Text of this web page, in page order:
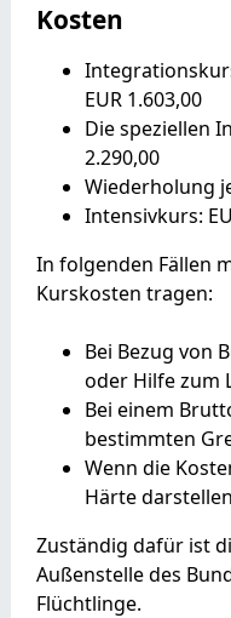
Kosten
EUR 1.603,00
Die speziellen
2.290,00
Wiederholung
Intensivkurs:
In folgenden Fällen
Kurskosten tragen:
Bei Bezug von
oder Hilfe zum
Bei einem
bestimmten
Wenn die
Härte
Zuständig dafür ist
Außenstelle des
Flüchtlinge.